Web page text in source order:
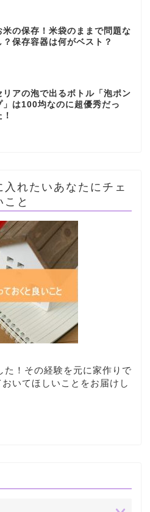
米の保存！米袋のままで問題な
？保存容器は何がベスト？
リアの泡で出るボトル「泡ポン
」は100均なのに超優秀だっ
！
れたいあなたにチェ
と
た！その経験を元に家作りで
いてほしいことをお届けし